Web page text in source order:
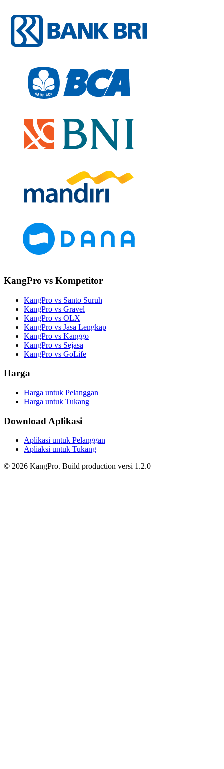
KangPro vs Kompetitor
KangPro vs Santo Suruh
KangPro vs Gravel
KangPro vs OLX
KangPro vs Jasa Lengkap
KangPro vs Kanggo
KangPro vs Sejasa
KangPro vs GoLife
Harga
Harga untuk Pelanggan
Harga untuk Tukang
Download Aplikasi
Aplikasi untuk Pelanggan
Apliaksi untuk Tukang
© 2026 KangPro. Build production versi 1.2.0